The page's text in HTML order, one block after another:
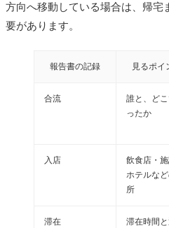
方向へ移動している場合は、帰宅
要があります。
報告書の記録 見るポイ
合流
誰と、ど
ったか
入店
飲食店・施
ホテルな
所
滞在
滞在時間と